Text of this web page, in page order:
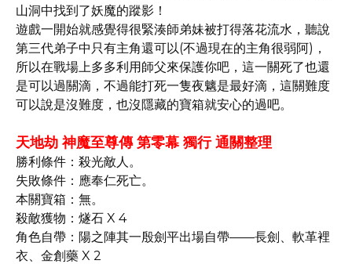
山洞中找到了妖魔的蹤影！
遊戲一開始就感覺得很緊湊師弟妹被打得落花流水，聽說
第三代弟子中只有主角還可以(不過現在的主角很弱阿)，
所以在戰場上多多利用師父來保護你吧，這一關死了也還
是可以過關滴，不過能打死一隻夜魑是最好滴，這關難度
可以說是沒難度，也沒隱藏的寶箱就安心的過吧。
天地劫 神魔至尊傳 第零幕 獨行 通關整理
勝利條件：殺光敵人。
失敗條件：應奉仁死亡。
本關寶箱：無。
殺敵獲物：燧石 X 4
角色自帶：陽之陣其一殷劍平出場自帶——長劍、軟革裡
衣、金創藥 X 2